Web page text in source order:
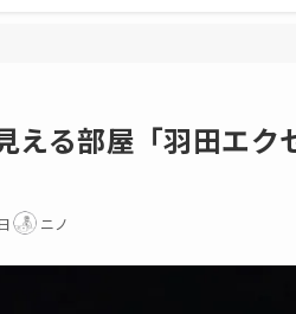
える部屋「羽田エ
ニノ